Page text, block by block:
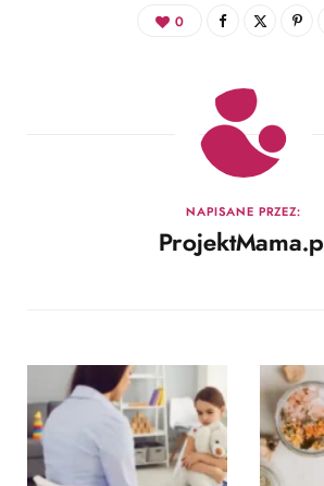
0
NAPISANE PRZEZ:
ProjektMama.pl